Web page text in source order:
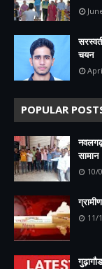
चयन
POPULAR
नवलगढ़
सामान
10/
11/